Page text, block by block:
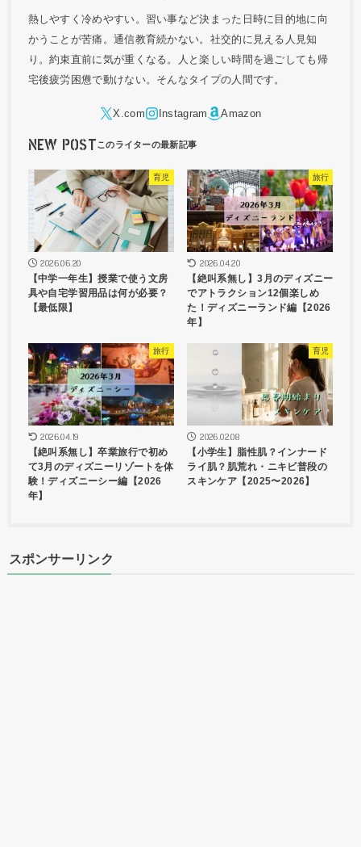
熱しやすく冷めやすい。習い事など決まった日時に目的地に向
かうことが苦痛。通信教育続かない。社交的に見える人見知
り。約束直前に気が重くなる。人と楽しい時間を過ごしても帰
宅後疲労困憊で動けない。そんなタイプの人間です。
NEW POST
育児
2026.06.20
【中学一年生】授業で使う文房
具や自宅学習用品は何が必要？
【最低限】
旅行
2026.04.20
【絶叫系無し】3月のディズニー
でアトラクション12個楽しめ
た！ディズニーランド編【2026
年】
旅行
2026.04.19
【絶叫系無し】卒業旅行で初め
て3月のディズニーリゾートを体
験！ディズニーシー編【2026
年】
育児
2026.02.08
【小学生】脂性肌？インナード
ライ肌？肌荒れ・ニキビ普段の
スキンケア【2025〜2026】
スポンサーリンク